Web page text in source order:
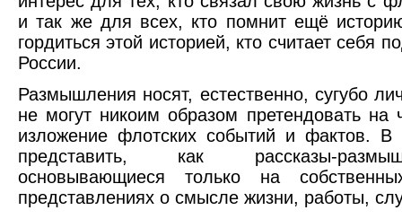
и так же для всех, кто помнит ещё
гордиться этой историей, кто считает себя
России.
Размышления носят, естественно, сугубо
не могут никоим образом претендовать на
изложение флотских событий и фактов. В
представить, как рассказы-
основывающиеся только на
представлениях о смысле жизни, работы,